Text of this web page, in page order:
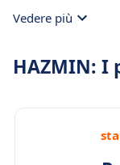
Vedere più
HAZMIN: I